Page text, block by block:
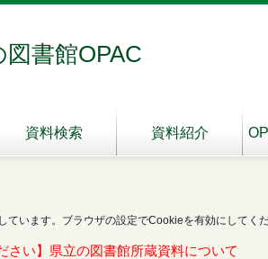
書館OPAC
資料検索 資料紹介
ています。ブラウザの設定でCookieを有効にしてく
さい】県立の図書館所蔵資料について